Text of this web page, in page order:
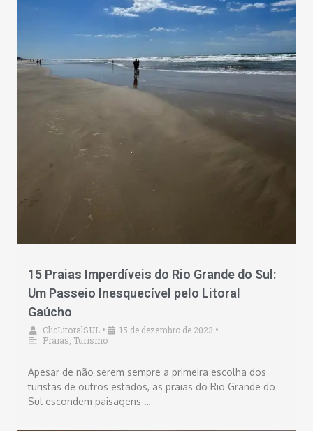
15 Praias Imperdíveis do Rio Grande do Sul:
Um Passeio Inesquecível pelo Litoral
Gaúcho
ClicLitoralSUL • 15 de dezembro de 2023 •
Praias Turismo
Apesar de não serem sempre a primeira escolha dos
turistas de outros estados, as praias do Rio Grande do
Sul escondem paisagens …